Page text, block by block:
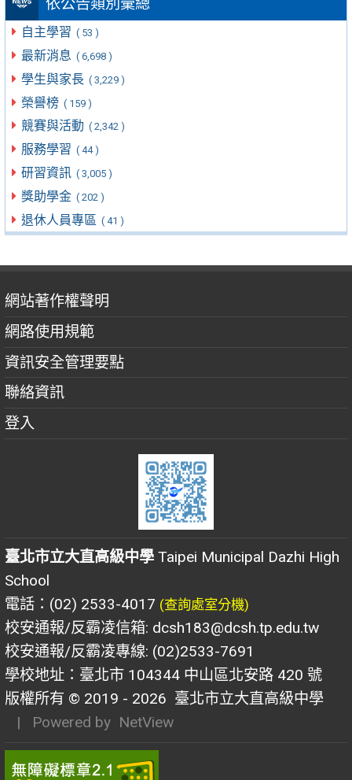
依公告類別彙總
自主學習 ( 53 )
最新消息 ( 6,698 )
學生與家長 ( 3,229 )
榮譽榜 ( 159 )
競賽與活動 ( 2,342 )
服務學習 ( 44 )
研習資訊 ( 3,005 )
獎助學金 ( 202 )
退休人員專區 ( 41 )
網站著作權聲明
網路使用規範
資訊安全管理要點
聯絡資訊
登入
臺北市立大直高級中學 Taipei Municipal Dazhi High
School
電話：(02) 2533-4017 (查詢處室分機)
校安通報/反霸凌信箱: dcsh183@dcsh.tp.edu.tw
校安通報/反霸凌專線: (02)2533-7691
學校地址：臺北市 104344 中山區北安路 420 號
版權所有 © 2019 - 2026 臺北市立大直高級中學
| Powered by NetView